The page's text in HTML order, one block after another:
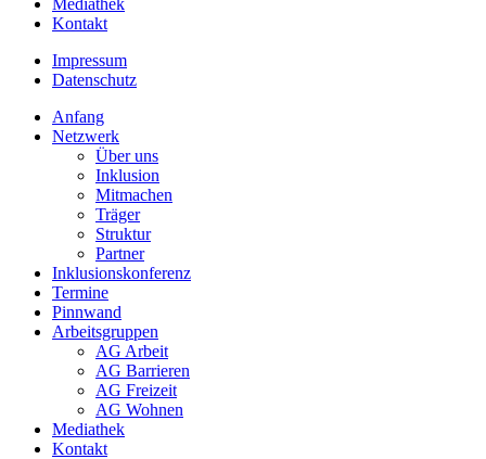
Mediathek
Kontakt
Impressum
Datenschutz
Anfang
Netzwerk
Über uns
Inklusion
Mitmachen
Träger
Struktur
Partner
Inklusionskonferenz
Termine
Pinnwand
Arbeitsgruppen
AG Arbeit
AG Barrieren
AG Freizeit
AG Wohnen
Mediathek
Kontakt